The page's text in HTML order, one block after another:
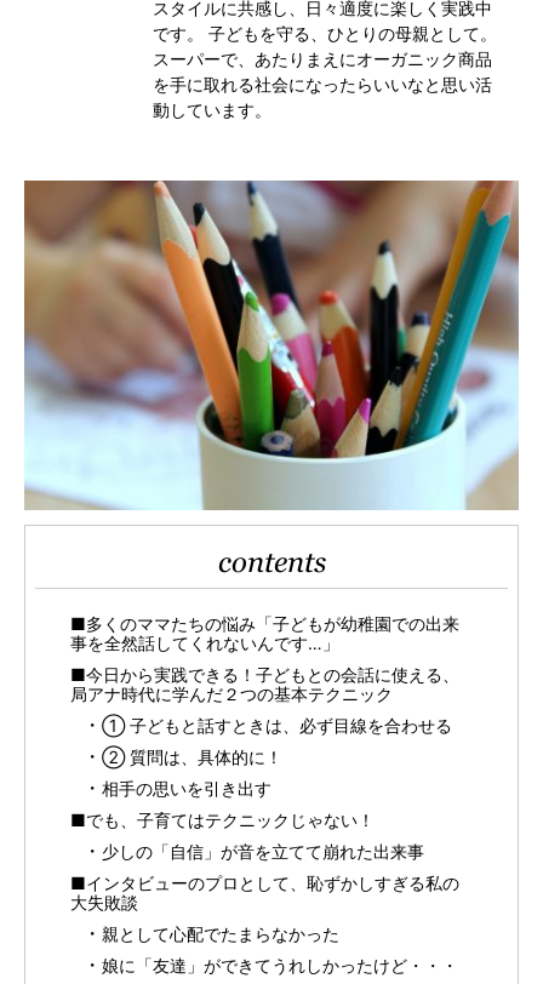
スタイルに共感し、日々適度に楽しく実践中
です。 子どもを守る、ひとりの母親として。
スーパーで、あたりまえにオーガニック商品
を手に取れる社会になったらいいなと思い活
動しています。
contents
■多くのママたちの悩み「子どもが幼稚園での出来
事を全然話してくれないんです…」
■今日から実践できる！子どもとの会話に使える、
局アナ時代に学んだ２つの基本テクニック
① 子どもと話すときは、必ず目線を合わせる
② 質問は、具体的に！
相手の思いを引き出す
■でも、子育てはテクニックじゃない！
少しの「自信」が音を立てて崩れた出来事
■インタビューのプロとして、恥ずかしすぎる私の
大失敗談
親として心配でたまらなかった
娘に「友達」ができてうれしかったけど・・・